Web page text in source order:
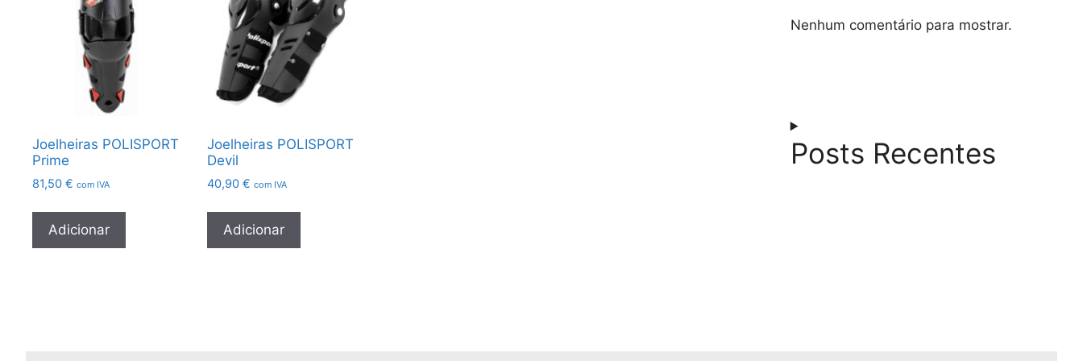
Joelheiras POLISPORT
Prime
81,50 € com IVA
Adicionar
Joelheiras POLISPORT
Devil
40,90€ com IVA
Adicionar
Nenhum comentário para mostrar.
Posts Recentes